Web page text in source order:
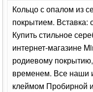
Кольцо с опалом из
покрытием. Вставка:
Купить стильное
интернет-магазине
родиевому
временем. Все наши
клеймом Пробирной